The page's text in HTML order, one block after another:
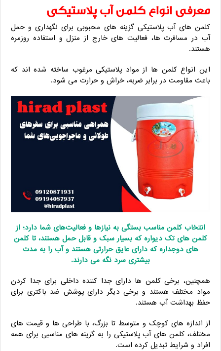
معرفی انواع کلمن آب پلاستیکی
کلمن‌ های آب پلاستیکی گزینه‌ های محبوبی برای نگهداری و حمل
آب در مسافرت‌ ها، فعالیت‌ های خارج از منزل و استفاده روزمره
هستند.
این انواع کلمن‌ ها از مواد پلاستیکی مرغوب ساخته شده‌ اند که
باعث مقاومت در برابر ضربه، خراش و حرارت می‌ شود.
انتخاب کلمن مناسب بستگی به نیازها و فعالیت‌های شما دارد؛ از
کلمن‌ های تک‌ دیواره که بسیار سبک و قابل حمل هستند، تا کلمن‌
های دوجداره که دارای عایق حرارتی هستند و آب را به مدت
بیشتری سرد نگه می‌ دارند.
همچنین، برخی کلمن‌ ها دارای جدا کننده داخلی برای جدا کردن
مواد مختلف هستند و برخی دیگر دارای پوشش ضد باکتری برای
حفظ بهداشت آب هستند.
از اندازه‌ های کوچک و متوسط ​​تا بزرگ، با طراحی‌ ها و قیمت‌ های
مختلف، کلمن‌ های آب پلاستیکی را به گزینه‌ های مناسبی برای همه
افراد و شرایط تبدیل کرده است.